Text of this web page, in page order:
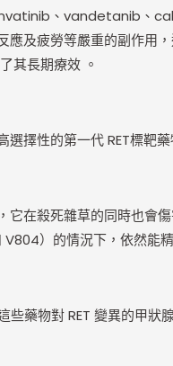
、vandetanib、
及疲勞等嚴重的副作用
其長期療效 。
選擇性的第一代 RET標
它在殺死雜草的同時也
）的情況下，依然能
些藥物對 RET 變異的甲